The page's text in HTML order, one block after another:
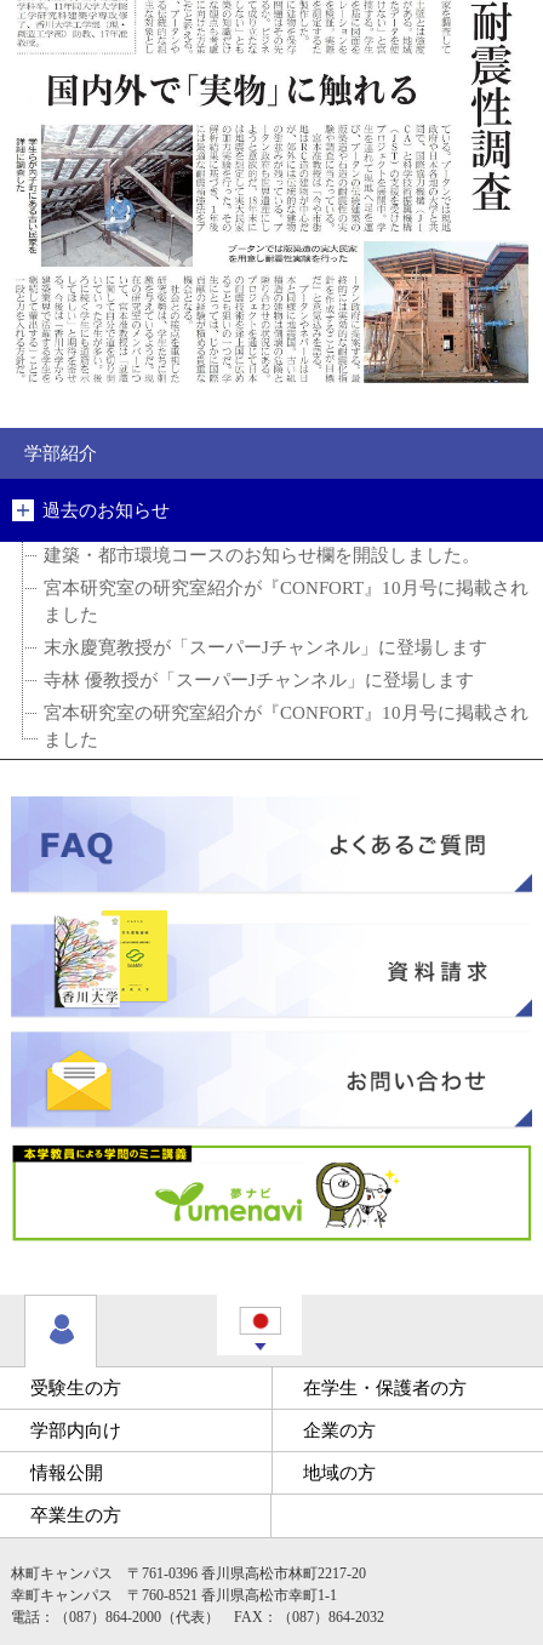
学部紹介
過去のお知らせ
建築・都市環境コースのお知らせ欄を開設しました。
宮本研究室の研究室紹介が『CONFORT』10月号に掲載され
ました
末永慶寛教授が「スーパーJチャンネル」に登場します
寺林 優教授が「スーパーJチャンネル」に登場します
宮本研究室の研究室紹介が『CONFORT』10月号に掲載され
ました
受験生の方 在学生・保護者の方
学部内向け 企業の方
情報公開 地域の方
卒業生の方
林町キャンパス 〒761-0396 香川県高松市林町2217-20
幸町キャンパス 〒760-8521 香川県高松市幸町1-1
電話：（087）864-2000（代表） FAX：（087）864-2032